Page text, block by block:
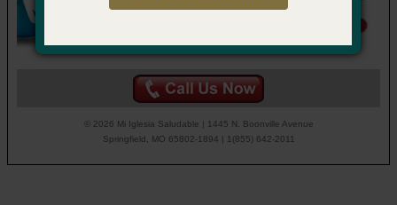
© 2026 Mi Iglesia Saludable | 1445 N. Boonville Avenue
Springfield, MO 65802-1894 | 1(855) 642-2011